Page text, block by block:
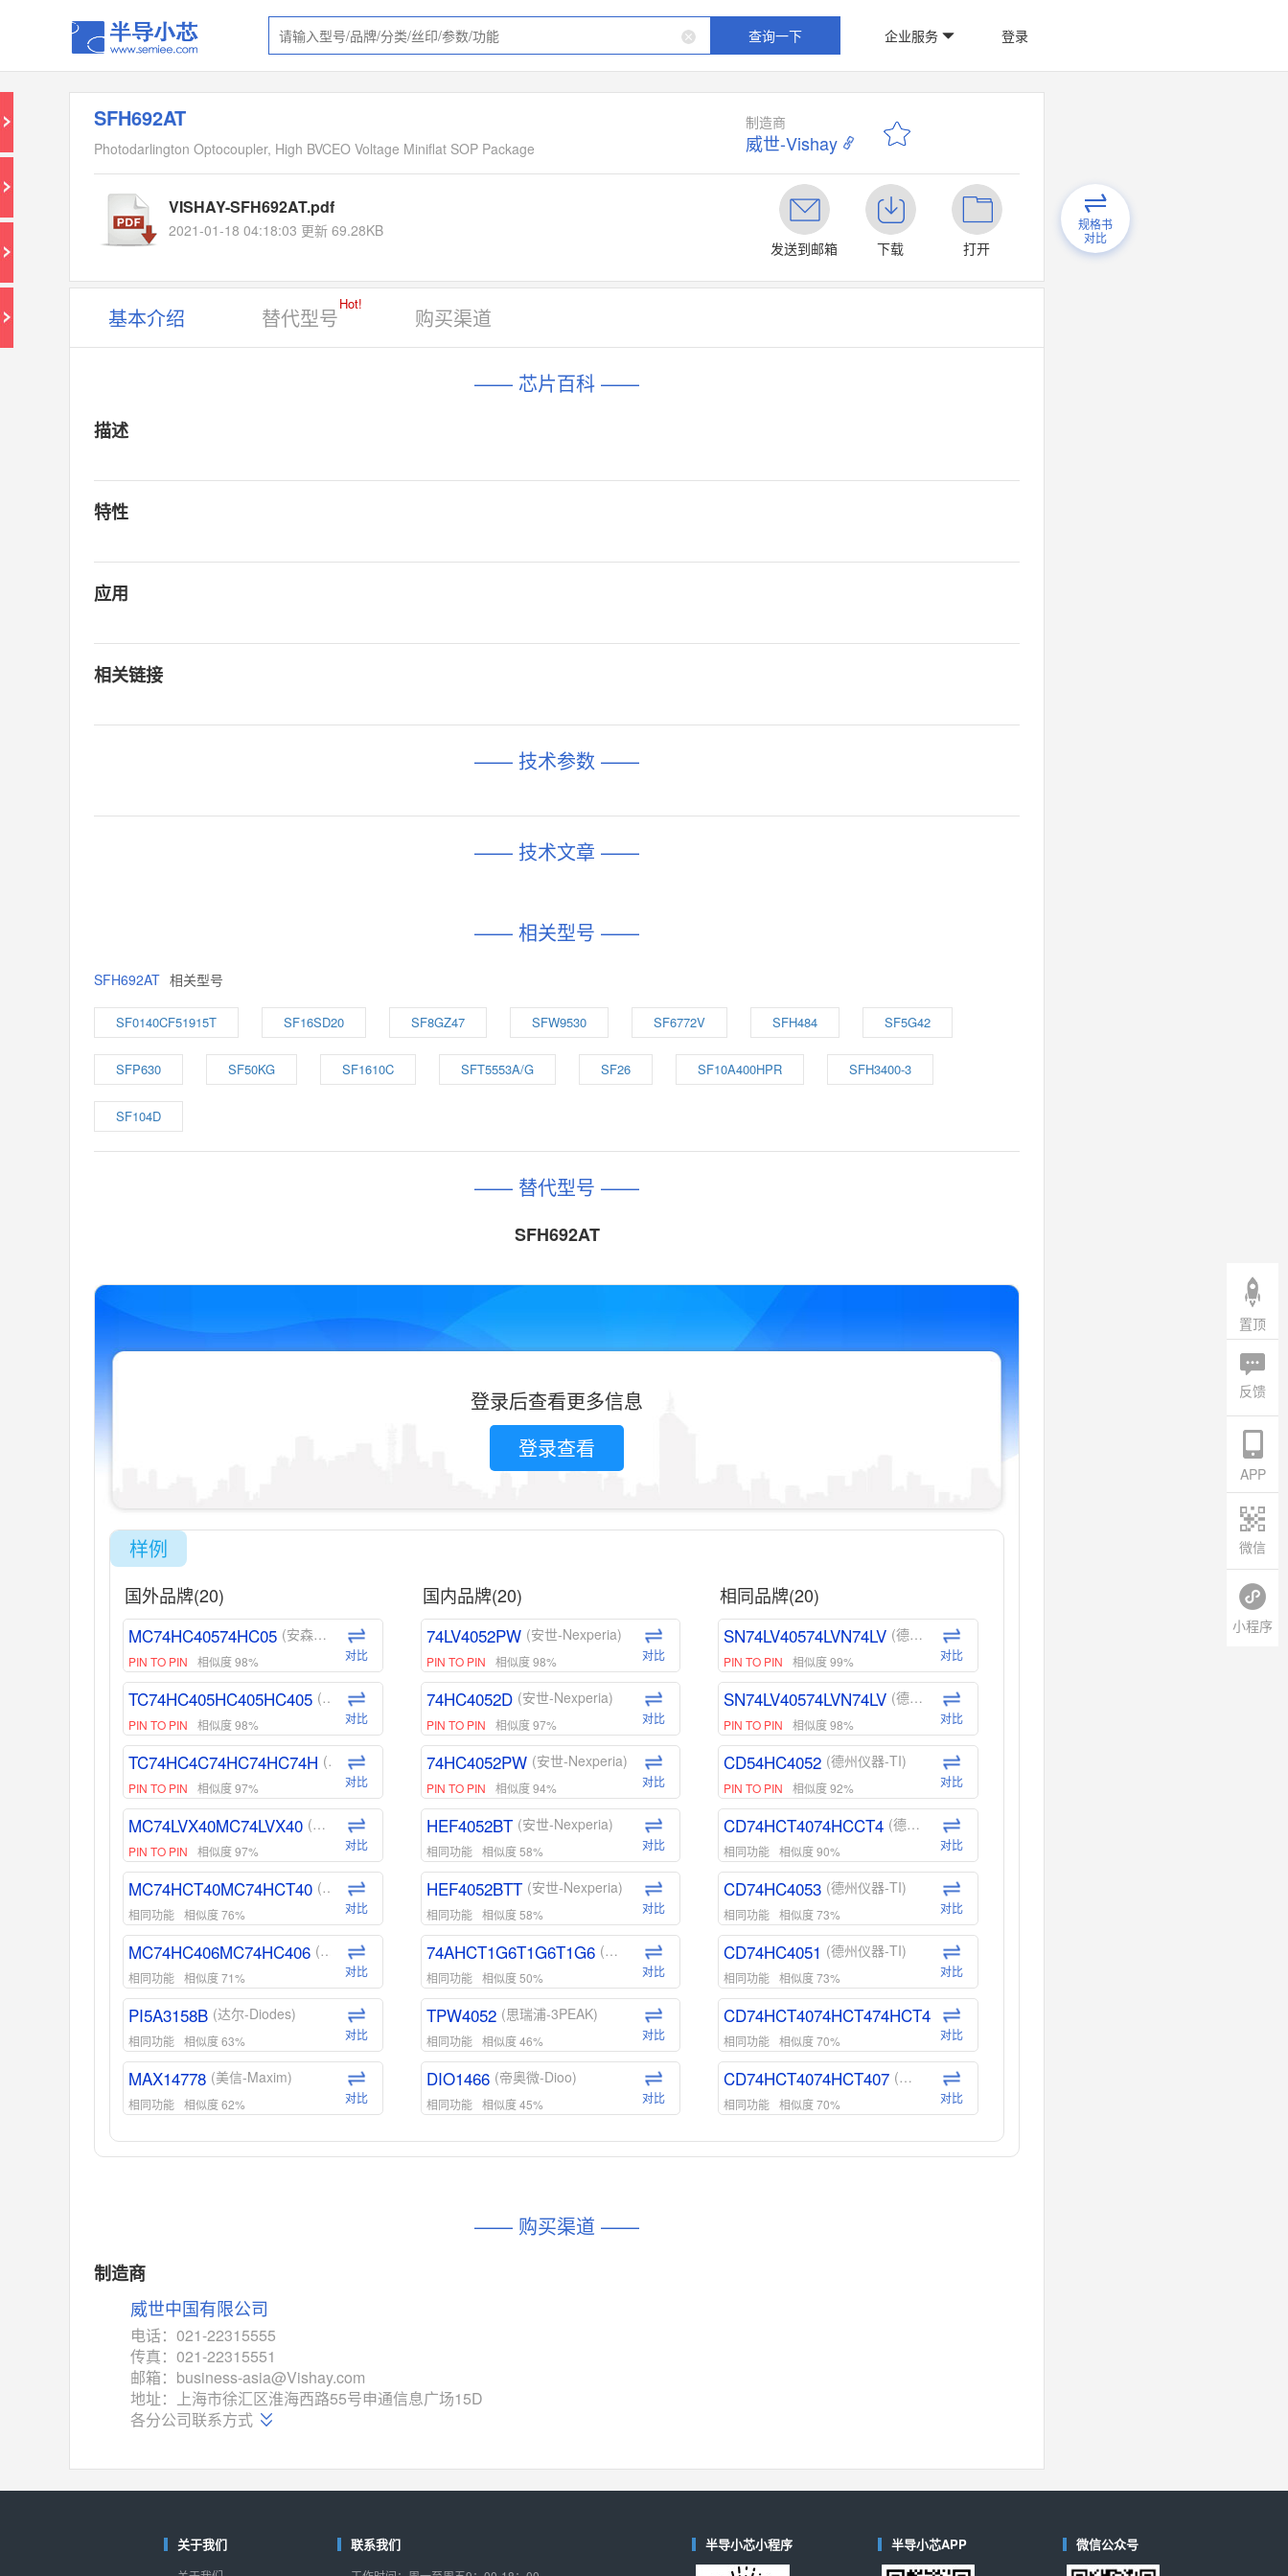
查询一下 企业服务 登录
SFH692AT
Photodarlington Optocoupler, High BVCEO Voltage Miniflat SOP Package
制造商
威世-Vishay
VISHAY-SFH692AT.pdf
2021-01-18 04:18:03 更新 69.28KB
发送到邮箱
下载 打开
规格书
对比
基本介绍 替代型号
Hot!
购买渠道
—— 芯片百科 ——
描述
特性
应用
相关链接
—— 技术参数 ——
—— 技术文章 ——
—— 相关型号 ——
SFH692AT 相关型号
SF0140CF51915T SF16SD20 SF8GZ47 SFW9530 SF6772V SFH484 SF5G42
SFP630 SF50KG SF1610C SFT5553A/G SF26 SF10A400HPR SFH3400-3
SF104D
—— 替代型号 ——
SFH692AT
登录后查看更多信息
登录查看
样例
国外品牌(20)
MC74HC40574HC05 (安森美-ON)
PIN TO PIN 相似度 98% 对比
TC74HC405HC405HC405 (东芝-Toshiba)
PIN TO PIN 相似度 98% 对比
TC74HC4C74HC74HC74H (东芝-Toshiba)
PIN TO PIN 相似度 97% 对比
MC74LVX40MC74LVX40 (安森美-ON)
PIN TO PIN 相似度 97% 对比
MC74HCT40MC74HCT40 (安森美-ON)
相同功能 相似度 76% 对比
MC74HC406MC74HC406 (安森美-ON)
相同功能 相似度 71% 对比
PI5A3158B (达尔-Diodes)
相同功能 相似度 63% 对比
MAX14778 (美信-Maxim)
相同功能 相似度 62% 对比
ADG1439 (亚德诺-ADI)
对比
MAX14760
M74HC4852 (意法-ST)
相同功能 相似度 52%
TC4052BF (东芝-Toshiba)
相同功能 相似度 50%
相似度 49% 对比
国内品牌(20)
74LV4052PW (安世-Nexperia)
PIN TO PIN 相似度 98% 对比
74HC4052D (安世-Nexperia)
PIN TO PIN 相似度 97% 对比
74HC4052PW (安世-Nexperia)
PIN TO PIN 相似度 94% 对比
HEF4052BT (安世-Nexperia)
相同功能 相似度 58% 对比
HEF4052BTT (安世-Nexperia)
相同功能 相似度 58% 对比
74AHCT1G6T1G6T1G6 (安世-Nexperia)
相同功能 相似度 50% 对比
TPW4052 (思瑞浦-3PEAK)
相同功能 相似度 46% 对比
DIO1466 (帝奥微-Dioo)
相同功能 相似度 45% 对比
DIO1159 (帝奥微-Dioo)
对比
相似度 44%
TPW3221
相同品牌(20)
SN74LV40574LVN74LV (德州仪器-TI)
PIN TO PIN 相似度 99% 对比
SN74LV40574LVN74LV (德州仪器-TI)
PIN TO PIN 相似度 98% 对比
CD54HC4052 (德州仪器-TI)
PIN TO PIN 相似度 92% 对比
CD74HCT4074HCCT4 (德州仪器-TI)
相同功能 相似度 90% 对比
CD74HC4053 (德州仪器-TI)
相同功能 相似度 73% 对比
CD74HC4051 (德州仪器-TI)
相同功能 相似度 73% 对比
CD74HCT4074HCT474HCT4 (德州仪器-TI)
相同功能 相似度 70% 对比
CD74HCT4074HCT407 (德州仪器-TI)
相同功能 相似度 70% 对比
CD74HCT4D74HDCT40 (德州仪器-TI)
对比
—— 购买渠道 ——
制造商
威世中国有限公司
电话：021-22315555
传真：021-22315551
邮箱：business-asia@Vishay.com
地址：上海市徐汇区淮海西路55号申通信息广场15D
各分公司联系方式
关于我们 联系我们 半导小芯小程序 半导小芯APP 微信公众号
置顶
反馈
APP
微信
小程序